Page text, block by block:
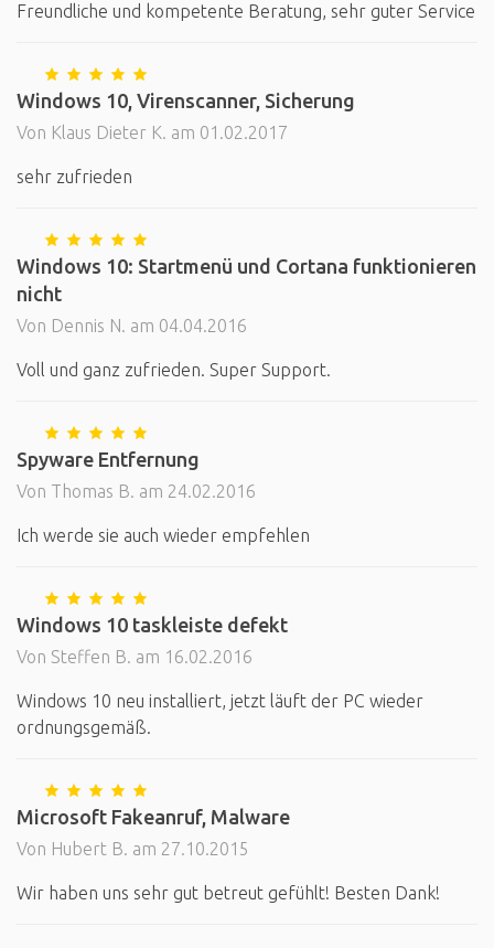
Freundliche und kompetente Beratung, sehr guter Service
Windows 10, Virenscanner, Sicherung
Von Klaus Dieter K. am 01.02.2017
sehr zufrieden
Windows 10: Startmenü und Cortana funktionieren
nicht
Von Dennis N. am 04.04.2016
Voll und ganz zufrieden. Super Support.
Spyware Entfernung
Von Thomas B. am 24.02.2016
Ich werde sie auch wieder empfehlen
Windows 10 taskleiste defekt
Von Steffen B. am 16.02.2016
Windows 10 neu installiert, jetzt läuft der PC wieder
ordnungsgemäß.
Microsoft Fakeanruf, Malware
Von Hubert B. am 27.10.2015
Wir haben uns sehr gut betreut gefühlt! Besten Dank!